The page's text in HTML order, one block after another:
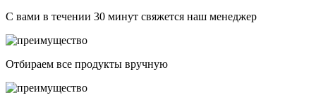
С вами в течении 30 минут свяжется наш менеджер
Отбираем все продукты вручную